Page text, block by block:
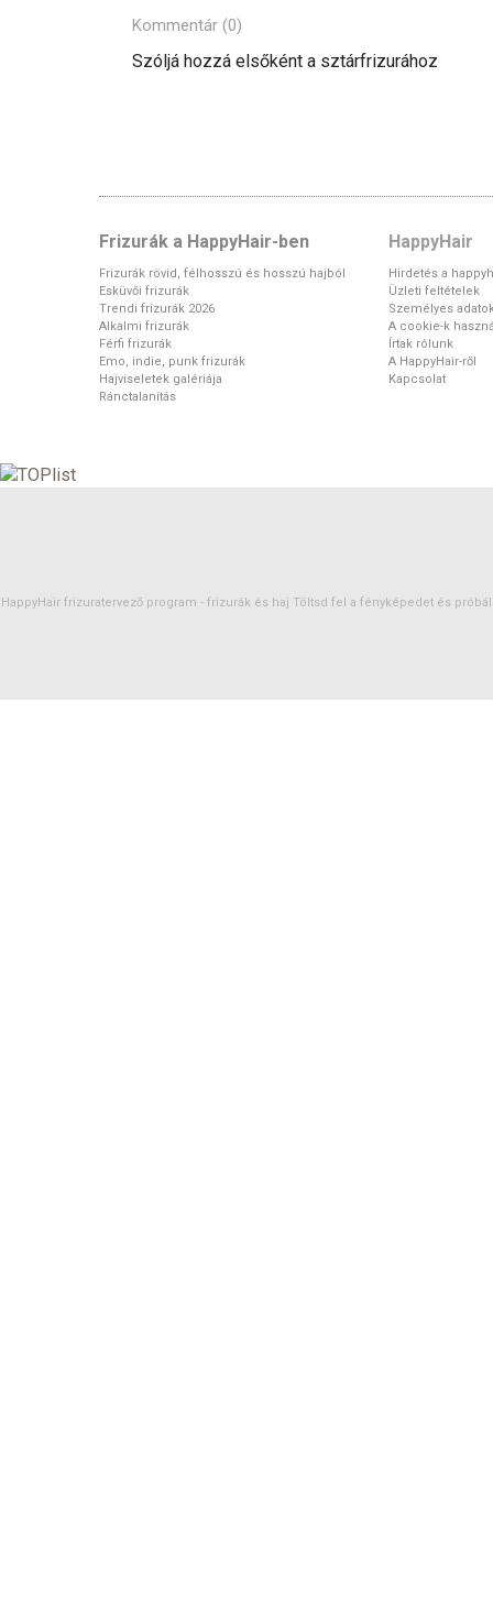
Kommentár (0)
Szóljá hozzá elsőként a sztárfrizurához
Frizurák a HappyHair-ben
Frizurák rövid, félhosszú és hosszú hajból
Esküvői frizurák
Trendi frizurák 2026
Alkalmi frizurák
Férfi frizurák
Emo, indie, punk frizurák
Hajviseletek galériája
Ránctalanítás
HappyHair
Hirdetés a
Üzleti feltételek
Személyes
A cookie-k
Írtak rólunk
A HappyHair-ről
Kapcsolat
HappyHair frizuratervező program - frizurák és haj Töltsd fel a fényképedet és